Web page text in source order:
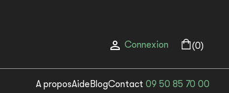
 Connexion (0)
A proposAide BlogContact 09 50 85 70 00